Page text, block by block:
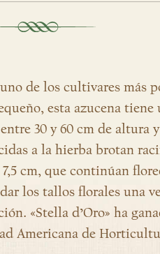
de los cultivares más
esta azucena tiene
30 y 60 cm de altura
a la hierba brotan
cm, que continúan
los tallos florales una
«Stella d’Oro» ha
Americana de